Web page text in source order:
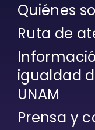
Quiénes
Ruta de
igualdad
UNAM
Prensa y